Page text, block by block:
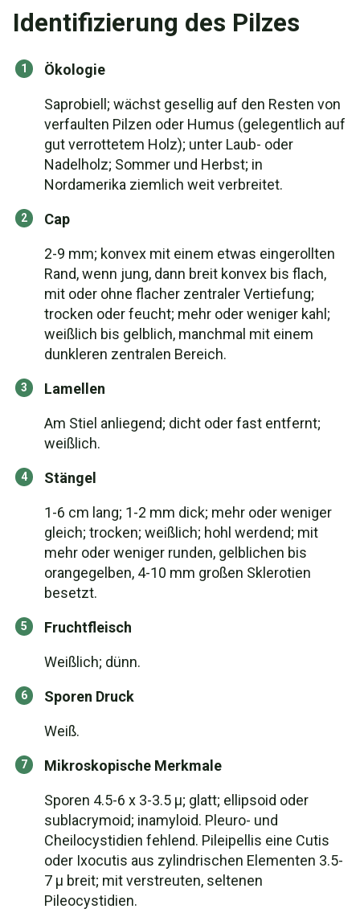
Identifizierung des Pilzes
Ökologie
Saprobiell; wächst gesellig auf den Resten von
verfaulten Pilzen oder Humus (gelegentlich auf
gut verrottetem Holz); unter Laub- oder
Nadelholz; Sommer und Herbst; in
Nordamerika ziemlich weit verbreitet.
Cap
2-9 mm; konvex mit einem etwas eingerollten
Rand, wenn jung, dann breit konvex bis flach,
mit oder ohne flacher zentraler Vertiefung;
trocken oder feucht; mehr oder weniger kahl;
weißlich bis gelblich, manchmal mit einem
dunkleren zentralen Bereich.
Lamellen
Am Stiel anliegend; dicht oder fast entfernt;
weißlich.
Stängel
1-6 cm lang; 1-2 mm dick; mehr oder weniger
gleich; trocken; weißlich; hohl werdend; mit
mehr oder weniger runden, gelblichen bis
orangegelben, 4-10 mm großen Sklerotien
besetzt.
Fruchtfleisch
Weißlich; dünn.
Sporen Druck
Weiß.
Mikroskopische Merkmale
Sporen 4.5-6 x 3-3.5 µ; glatt; ellipsoid oder
sublacrymoid; inamyloid. Pleuro- und
Cheilocystidien fehlend. Pileipellis eine Cutis
oder Ixocutis aus zylindrischen Elementen 3.5-
7 µ breit; mit verstreuten, seltenen
Pileocystidien.